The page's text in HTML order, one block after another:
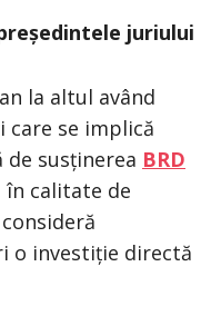
juriului
la altul având
se implică
susținerea BRD
în calitate de
o investiție directă